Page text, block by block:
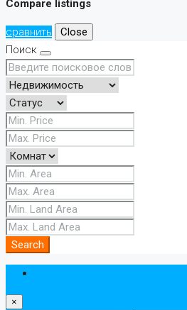
Compare listings
сравнить
Close
Поиск
Search
×